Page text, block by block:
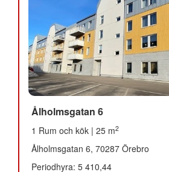
Ålholmsgatan 6
1 Rum och kök | 25 m2
Ålholmsgatan 6, 70287 Örebro
Periodhyra: 5 410,44